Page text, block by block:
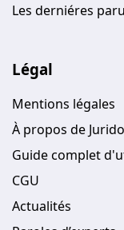
Les derniéres
Légal
Mentions légales
À propos de
Guide complet
CGU
Actualités